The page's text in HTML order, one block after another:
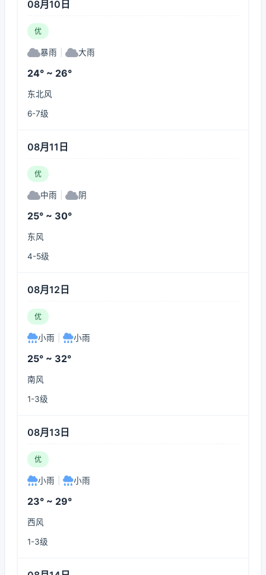
08月10日
优
暴雨 大雨
24° ~ 26°
东北风
6-7级
08月11日
优
中雨 阴
25° ~ 30°
东风
4-5级
08月12日
优
小雨 小雨
25° ~ 32°
南风
1-3级
08月13日
优
小雨 小雨
23° ~ 29°
西风
1-3级